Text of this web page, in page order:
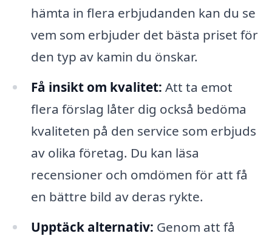
hämta in flera erbjudanden kan du se
vem som erbjuder det bästa priset för
den typ av kamin du önskar.
Få insikt om kvalitet: Att ta emot
flera förslag låter dig också bedöma
kvaliteten på den service som erbjuds
av olika företag. Du kan läsa
recensioner och omdömen för att få
en bättre bild av deras rykte.
Upptäck alternativ: Genom att få